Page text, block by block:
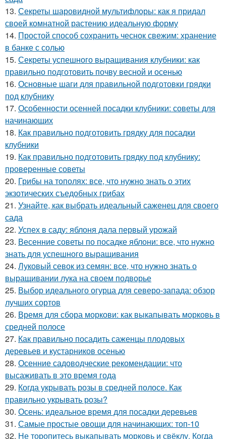
13. Секреты шаровидной мультифлоры: как я придал
своей комнатной растению идеальную форму
14. Простой способ сохранить чеснок свежим: хранение
в банке с солью
15. Секреты успешного выращивания клубники: как
правильно подготовить почву весной и осенью
16. Основные шаги для правильной подготовки грядки
под клубнику
17. Особенности осенней посадки клубники: советы для
начинающих
18. Как правильно подготовить грядку для посадки
клубники
19. Как правильно подготовить грядку под клубнику:
проверенные советы
20. Грибы на тополях: все, что нужно знать о этих
экзотических съедобных грибах
21. Узнайте, как выбрать идеальный саженец для своего
сада
22. Успех в саду: яблоня дала первый урожай
23. Весенние советы по посадке яблони: все, что нужно
знать для успешного выращивания
24. Луковый севок из семян: все, что нужно знать о
выращивании лука на своем подворье
25. Выбор идеального огурца для северо-запада: обзор
лучших сортов
26. Время для сбора моркови: как выкапывать морковь в
средней полосе
27. Как правильно посадить саженцы плодовых
деревьев и кустарников осенью
28. Осенние садоводческие рекомендации: что
высаживать в это время года
29. Когда укрывать розы в средней полосе. Как
правильно укрывать розы?
30. Осень: идеальное время для посадки деревьев
31. Самые простые овощи для начинающих: топ-10
32. Не торопитесь выкапывать морковь и свёклу. Когда